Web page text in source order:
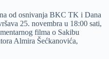
od osnivanja BKC TK i Dana
25. novembra u 18:00 sati,
filma o Sakibu
Almira Šećkanovića,